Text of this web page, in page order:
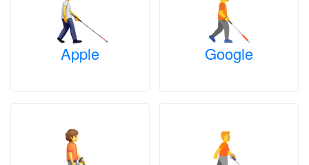
Apple Google